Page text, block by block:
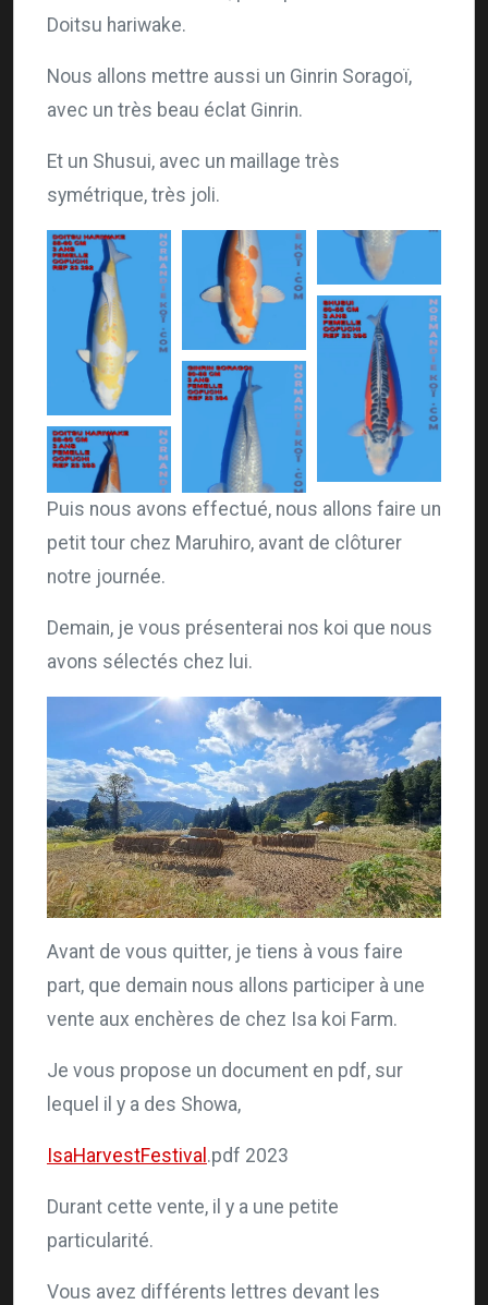
Doitsu hariwake.
Nous allons mettre aussi un Ginrin Soragoï,
avec un très beau éclat Ginrin.
Et un Shusui, avec un maillage très
symétrique, très joli.
Puis nous avons effectué, nous allons faire un
petit tour chez Maruhiro, avant de clôturer
notre journée.
Demain, je vous présenterai nos koi que nous
avons sélectés chez lui.
Avant de vous quitter, je tiens à vous faire
part, que demain nous allons participer à une
vente aux enchères de chez Isa koi Farm.
Je vous propose un document en pdf, sur
lequel il y a des Showa,
IsaHarvestFestival .pdf 2023
Durant cette vente, il y a une petite
particularité.
Vous avez différents lettres devant les